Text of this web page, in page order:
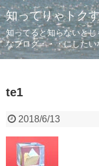
知ってりゃトク
知ってると知らないと
なブログ・・・にしたい
te1
2018/6/13